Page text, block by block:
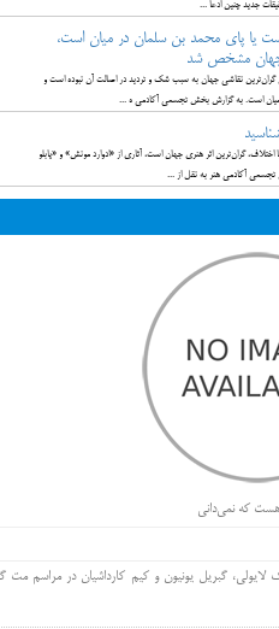
جدید چنین ادعا ...
یا پای محمد بن سلمان در میان است،
جهان مشخص شد
نقاشی جهان به سبب شک و تردید در اصالت آن نبوده است و
میان است. به گزارش بخش تجسمی آکادمی ه ...
گران‌ترین اثر هنری جهان است، آثاری از «ادوارد مونش» و «پابلو
تجسمی آکادمی هنر به نقل از ...
هست که نمی‌دانی
گبریل یونیون و کیم کارداشیان در مراسم مت